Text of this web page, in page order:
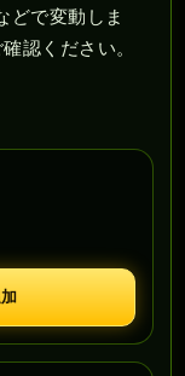
どで変動しま
認ください。